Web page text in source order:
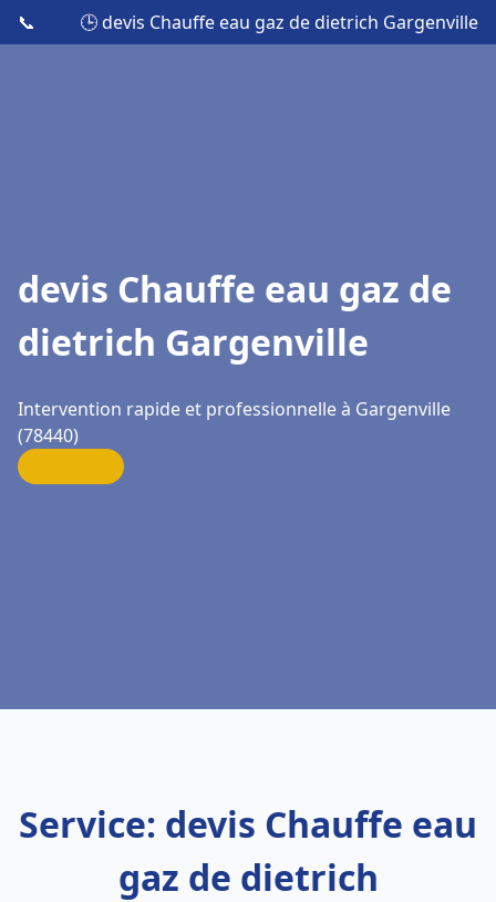
📞 🕒 devis Chauffe eau gaz de dietrich Gargenville
devis Chauffe eau gaz de
dietrich Gargenville
Intervention rapide et professionnelle à Gargenville
(78440)
Service: devis Chauffe eau
gaz de dietrich